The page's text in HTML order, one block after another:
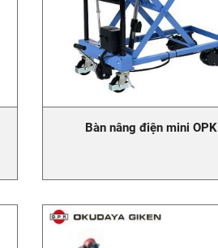
Bàn nâng điện mini OPK